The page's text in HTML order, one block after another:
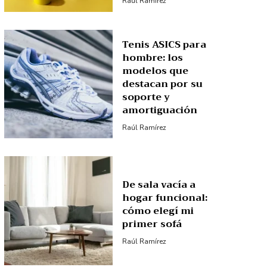
Tenis ASICS para
hombre: los
modelos que
destacan por su
soporte y
amortiguación
Raúl Ramírez
De sala vacía a
hogar funcional:
cómo elegí mi
primer sofá
Raúl Ramírez